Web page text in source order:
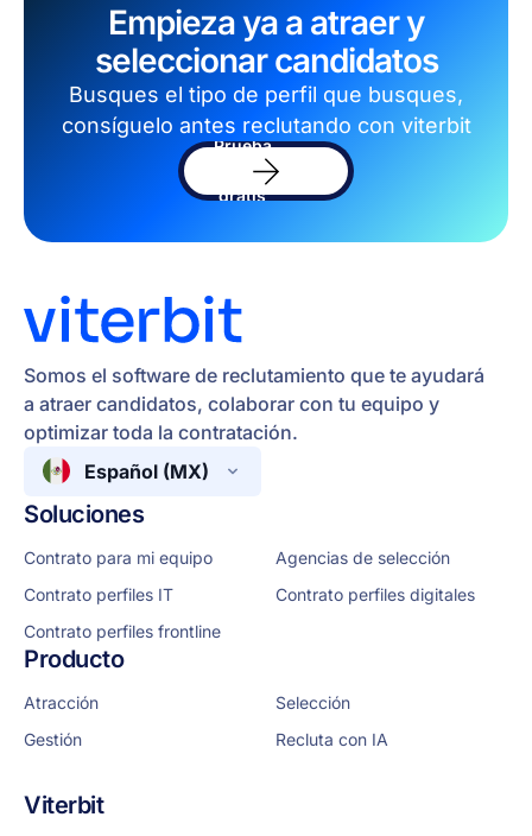
Empieza ya a atraer y
seleccionar candidatos
Busques el tipo de perfil que busques,
consíguelo antes reclutando con viterbit
Prueba
software
gratis
Somos el software de reclutamiento que te ayudará
a atraer candidatos, colaborar con tu equipo y
optimizar toda la contratación.
Español (MX)
Soluciones
Contrato para mi equipo
Agencias de selección
Contrato perfiles IT
Contrato perfiles digitales
Contrato perfiles frontline
Producto
Atracción
Selección
Gestión
Recluta con IA
Viterbit